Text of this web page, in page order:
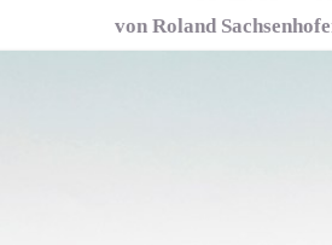
von Roland